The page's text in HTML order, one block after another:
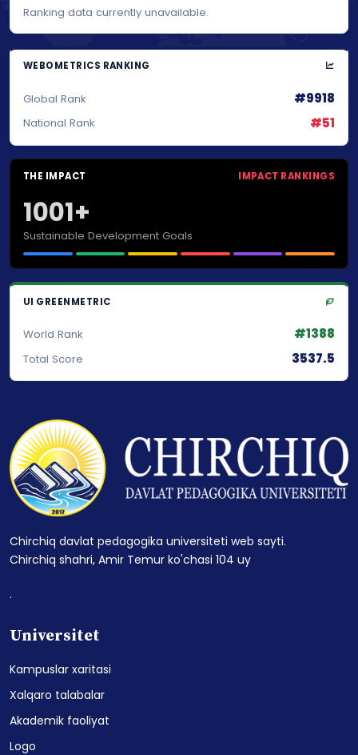
Ranking data currently unavailable.
WEBOMETRICS RANKING
Global Rank #9918
National Rank #51
THE IMPACT IMPACT RANKINGS
1001+
Sustainable Development Goals
UI GREENMETRIC
World Rank #1388
Total Score 3537.5
Chirchiq davlat pedagogika universiteti web sayti.
Chirchiq shahri, Amir Temur ko'chasi 104 uy
.
Universitet
Kampuslar xaritasi
Xalqaro talabalar
Akademik faoliyat
Logo